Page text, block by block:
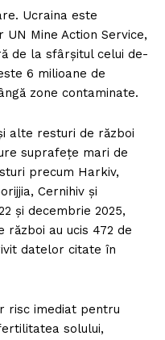
Ucraina este
Mine Action Service,
de la sfârșitul celui de-
6 milioane de
zone contaminate.
alte resturi de război
suprafețe mari de
precum Harkiv,
Cernihiv și
și decembrie 2025,
război au ucis 472 de
datelor citate în
risc imediat pentru
solului,